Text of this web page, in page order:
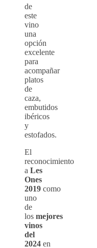
de
este
vino
una
opción
excelente
para
acompañar
platos
de
caza,
embutidos
ibéricos
y
estofados.
El
reconocimiento
a Les
Ones
2019 como
uno
de
los mejores
vinos
del
2024 en